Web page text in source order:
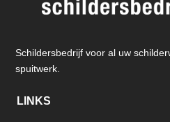
Schildersbedrijf voor al uw
spuitwerk.
LINKS